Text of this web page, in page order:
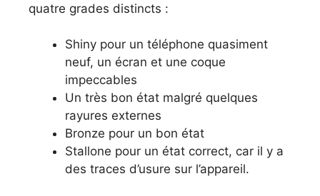
quatre grades distincts :
Shiny pour un téléphone quasiment
neuf, un écran et une coque
impeccables
Un très bon état malgré quelques
rayures externes
Bronze pour un bon état
Stallone pour un état correct, car il y a
des traces d’usure sur l’appareil.